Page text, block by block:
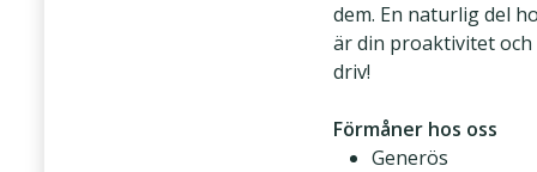
dem. En naturlig del
är din proaktivitet
driv!
Förmåner hos oss
Generös